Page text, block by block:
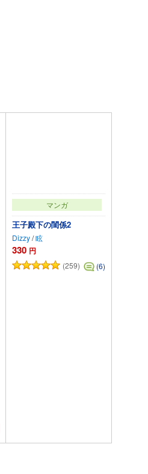
マンガ
王子殿下の閨係2
Dizzy/眩
330 円
(259) (6)